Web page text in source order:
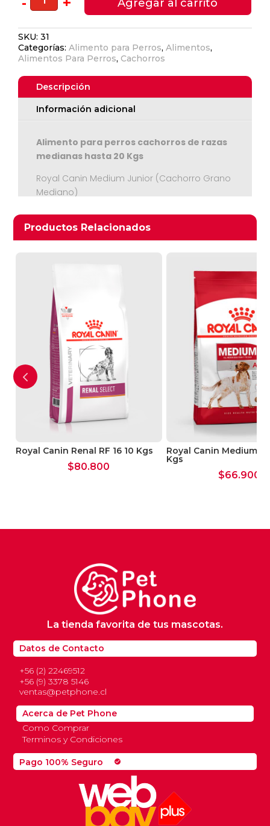
Ver Carrito
Canin
Medium
12
cantidad
Agregar al carrito
SKU:31
Categorías:Alimento para Perros,Alimentos,
Alimentos Para Perros, Cachorros
Descripción
Información adicional
Alimento para perros cachorros de razas
medianas hasta 20 Kgs
Royal Canin Medium Junior (Cachorro Grano
Mediano)
Análisis Garantizado
Proteínas (%) 32
Grasas (%) 20
Fósforo (%) 0,91
Vitaminas
Vitamina E (mg/kg) 500
Vitamina C (mg/kg) 200
Energía metabolizable
Medida (Kcal/kg) 4182
Ingredientes:
Carne de ave deshidratada, grasas
animales, maíz, aislado de proteínas
vegetales L.I.P*, trigo, pulpa de remolacha,
arroz, harina de trigo, gluten de maíz,
hidrolizado de proteínas animales, harina de
maíz, aceite de pescado, levaduras, aceite
deshidratado, extracto de Rosa de la India
Productos Relacionados
Productos relacionados
Royal Canin Renal RF 16 10 Kgs
$80.800
Royal Canin Medium
Kgs
$66.900
Pago 100% Seguro check_circle
Datos de Contacto
+56 (2) 22469512
+56 (9) 3378 5146
ventas@petphone.cl
La tienda favorita de tus mascotas.
Acerca de Pet Phone
Como Comprar
Terminos y Condiciones